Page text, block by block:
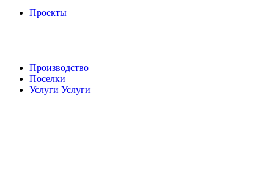
Проекты
Производство
Поселки
Услуги Услуги